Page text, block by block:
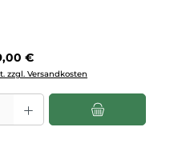
Preis:
€
zzgl. Versandkosten
Wert ein oder benutze die